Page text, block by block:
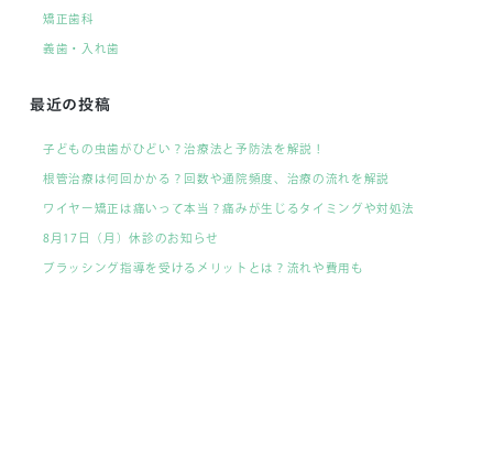
矯正歯科
義歯・入れ歯
最近の投稿
子どもの虫歯がひどい？治療法と予防法を解説！
根管治療は何回かかる？回数や通院頻度、治療の流れを解説
ワイヤー矯正は痛いって本当？痛みが生じるタイミングや対処法
8月17日（月）休診のお知らせ
ブラッシング指導を受けるメリットとは？流れや費用も